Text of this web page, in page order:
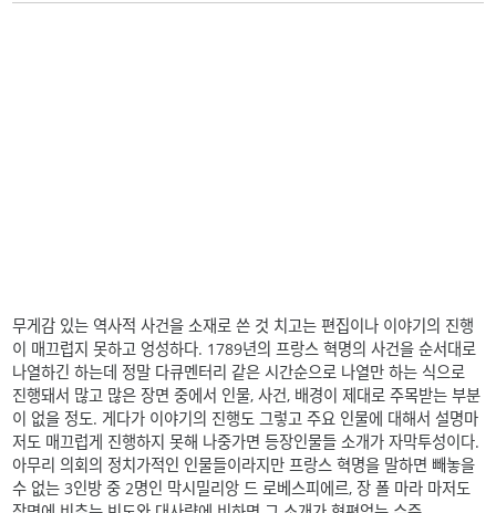
무게감 있는 역사적 사건을 소재로 쓴 것 치고는 편집이나 이야기의 진행
이 매끄럽지 못하고 엉성하다. 1789년의 프랑스 혁명의 사건을 순서대로
나열하긴 하는데 정말 다큐멘터리 같은 시간순으로 나열만 하는 식으로
진행돼서 많고 많은 장면 중에서 인물, 사건, 배경이 제대로 주목받는 부분
이 없을 정도. 게다가 이야기의 진행도 그렇고 주요 인물에 대해서 설명마
저도 매끄럽게 진행하지 못해 나중가면 등장인물들 소개가 자막투성이다.
아무리 의회의 정치가적인 인물들이라지만 프랑스 혁명을 말하면 빼놓을
수 없는 3인방 중 2명인 막시밀리앙 드 로베스피에르, 장 폴 마라 마저도